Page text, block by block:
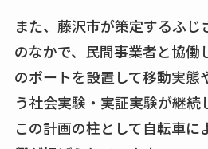
また、藤沢市が策定するふじ
のなかで、民間事業者と協働
のポートを設置して移動実態
う社会実験・実証実験が継続
この計画の柱として自転車に